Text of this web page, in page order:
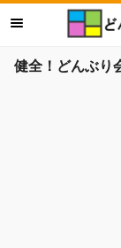
健全！どんぶり